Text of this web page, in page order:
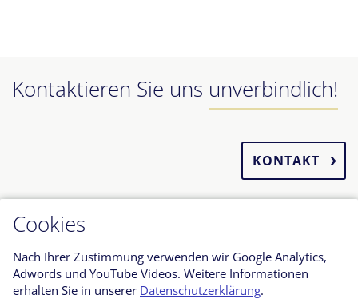
Cookies
Nach Ihrer Zustimmung verwenden wir Google Analytics,
Adwords und YouTube Videos. Weitere Informationen
erhalten Sie in unserer Datenschutzerklärung.
Kontaktieren Sie uns unverbindlich!
KONTAKT